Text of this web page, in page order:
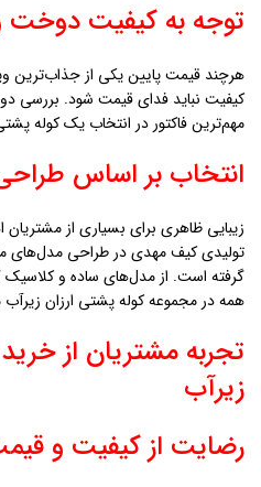
توجه به کیفیت دوخت
هرچند قیمت پایین یکی از جذاب‌ترین
کیفیت نباید فدای قیمت شود. بررسی
مهم‌ترین فاکتور در انتخاب یک کوله
انتخاب بر اساس
زیبایی ظاهری برای بسیاری از
تولیدی کیف مهدی در طراحی مدل‌های
گرفته است. از مدل‌های ساده و کلاسیک
همه در مجموعه کوله پشتی ارزان
تجربه مشتریان از
زيرآب
رضایت از کیفیت و